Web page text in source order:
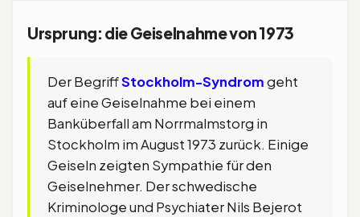
Ursprung: die Geiselnahme von 1973
Der BegriffStockholm-Syndromgeht
auf eine Geiselnahme bei einem
Banküberfall am Norrmalmstorg in
Stockholm im August 1973 zurück. Einige
Geiseln zeigten Sympathie für den
Geiselnehmer. Der schwedische
Kriminologe und Psychiater Nils Bejerot